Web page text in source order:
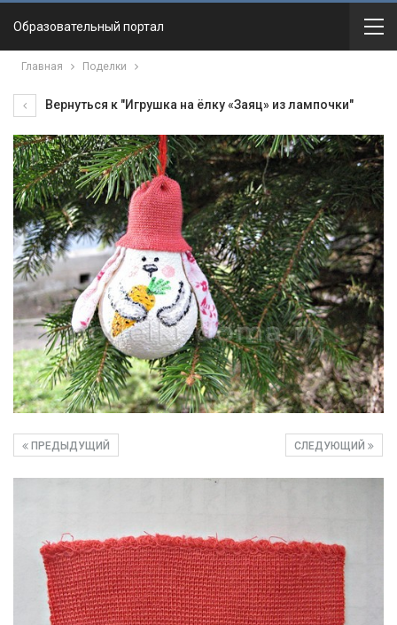
Образовательный портал
Главная Поделки
Вернуться к "Игрушка на ёлку «Заяц» из лампочки"
СЛЕДУЮЩИЙ
ПРЕДЫДУЩИЙ